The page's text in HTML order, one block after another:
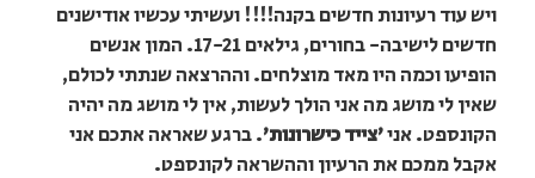
ויש עוד רעיונות חדשים בקנה!!!! ועשיתי עכשיו אודישנים
חדשים לישיבה- בחורים, גילאים 17-21. המון אנשים
הופיעו וכמה היו מאד מוצלחים. וההרצאה שנתתי לכולם,
שאין לי מושג מה אני הולך לעשות, אין לי מושג מה יהיה
הקונספט. אני'צייד כישרונות'. ברגע שאראה אתכם אני
אקבל ממכם את הרעיון וההשראה לקונספט.